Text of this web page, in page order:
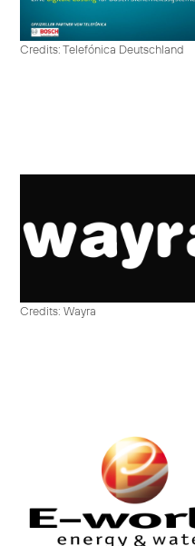
Credits: Telefónica Deutschland
Credits: Wayra